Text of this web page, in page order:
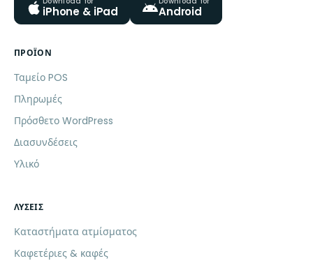
iPhone & iPad Android
ΠΡΟΪΌΝ
Ταμείο POS
Πληρωμές
Πρόσθετο WordPress
Διασυνδέσεις
Υλικό
ΛΎΣΕΙΣ
Καταστήματα ατμίσματος
Καφετέριες & καφές